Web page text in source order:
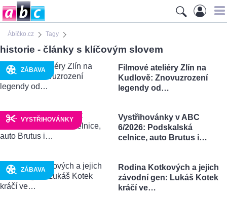
Ábíčko.cz Tagy
historie - články s klíčovým slovem
ZÁBAVA
Filmové ateliéry Zlín na
Kudlově: Znovuzrození
legendy od…
VYSTŘIHOVÁNKY
Vystřihovánky v ABC
6/2026: Podskalská
celnice, auto Brutus i…
ZÁBAVA
Rodina Kotkových a jejich
závodní gen: Lukáš Kotek
kráčí ve…